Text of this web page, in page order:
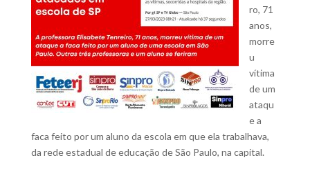
ro, 71
anos,
morre
u
vítima
de um
ataqu
e a
faca feito por um aluno da escola em que ela trabalhava,
da rede estadual de educação de São Paulo, na capital.